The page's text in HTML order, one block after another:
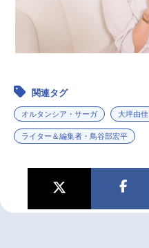
関連タグ
オルタンシア・サーガ 大坪由佳
ライター＆編集者・鳥谷部宏平